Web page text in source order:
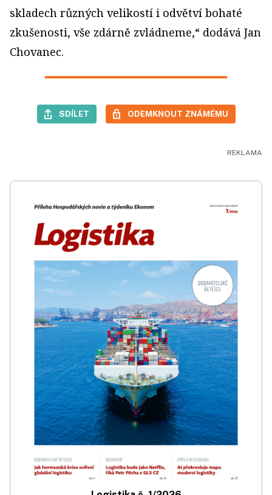
skladech různých velikostí i odvětví bohaté
zkušenosti, vše zdárně zvládneme,“ dodává Jan
Chovanec.
SDÍLET ODEMKNOUT ZNÁMÉMU